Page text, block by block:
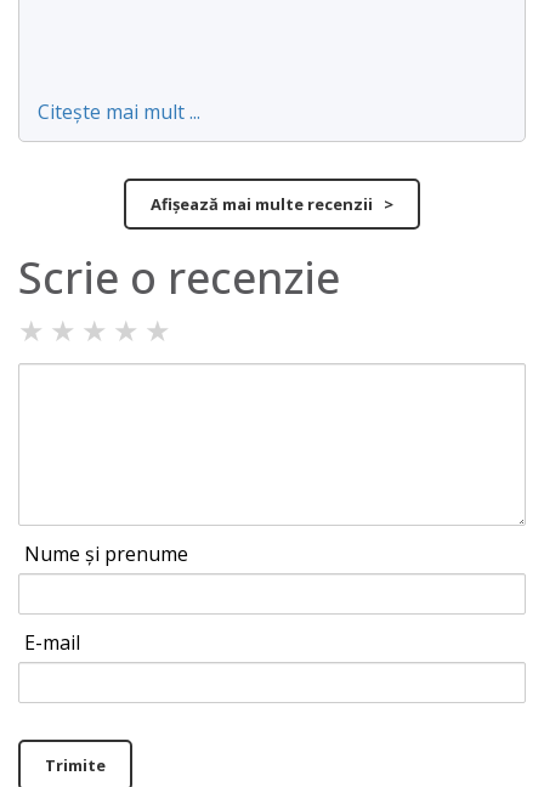
Citește mai mult ...
Afișează mai multe recenzii >
Scrie o recenzie
★ ★ ★ ★ ★
Nume și prenume
E-mail
Trimite